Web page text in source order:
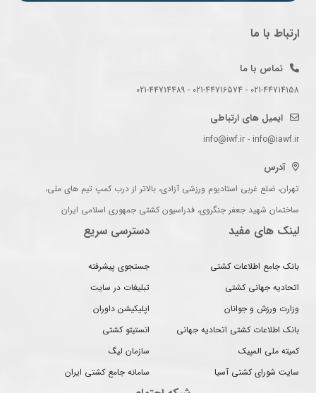
ارتباط با ما
تماس با ما
021-44714158 - 021-44716574 - 021-44714489
ایمیل های ارتباطی
info@iwf.ir - info@iawf.ir
آدرس
تهران، ضلع غربی استادیوم ورزشی آزادی، بالاتر از درب کمپ تیم های ملی،
ساختمان شهید جعفر جنگروی، فدراسیون کشتی جمهوری اسلامی ایران
لینک های مفید
بانک جامع اطلاعات کشتی
اتحادیه جهانی کشتی
وزارت ورزش و جوانان
بانک اطلاعات کشتی اتحادیه جهانی
کمیته ملی المپیک
سایت شورای کشتی آسیا
دسترسی سریع
جستجوی پیشرفته
تبلیغات در سایت
اپلیکیشن داوران
انستیتو کشتی
سازمان لیگ
سامانه جامع کشتی ایران